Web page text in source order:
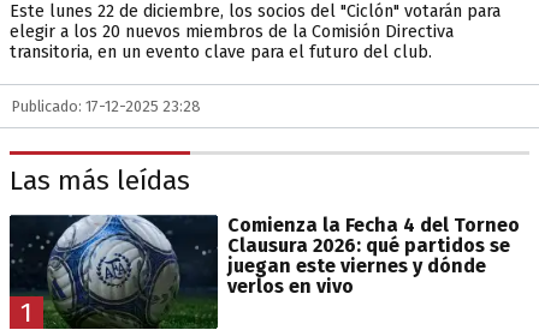
Este lunes 22 de diciembre, los socios del "Ciclón" votarán para
elegir a los 20 nuevos miembros de la Comisión Directiva
transitoria, en un evento clave para el futuro del club.
Publicado: 17-12-2025 23:28
Las más leídas
1
Comienza la Fecha 4 del Torneo
Clausura 2026: qué partidos se
juegan este viernes y dónde
verlos en vivo